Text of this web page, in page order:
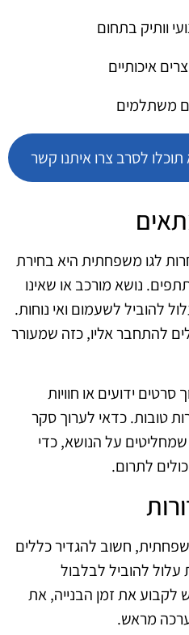
וותיק בתחום
איכותיים
משתלמים
לסרב צרו איתנו קשר
לגו משפחתית היא בחירת
נושא מורכב או שאינו
להוביל לשעמום ואי נוחות.
להתחבר אליו, כזה שמעורר
ידועים או חוויות
טובות. כדאי לערוך סקר
על הנושא, כדי
לתרום.
חשוב להגדיר כללים
להוביל לבלבול
לקבוע את זמן הבנייה, את
מראש.